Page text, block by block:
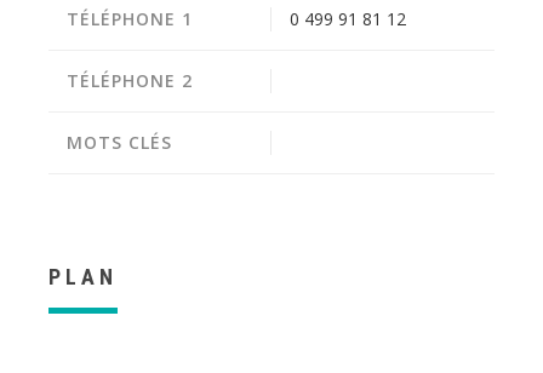
TÉLÉPHONE 1 0 499 91 81 12
TÉLÉPHONE 2
MOTS CLÉS
PLAN